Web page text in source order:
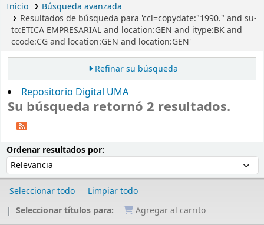
Inicio
Búsqueda avanzada
Resultados de búsqueda para 'ccl=copydate:"1990." and su-
to:ETICA EMPRESARIAL and location:GEN and itype:BK and
ccode:CG and location:GEN and location:GEN'
Refinar su búsqueda
Repositorio Digital UMA
Su búsqueda retornó 2 resultados.
Ordenar resultados por:
Seleccionar todo
Limpiar todo
Seleccionar títulos para:
Agregar al carrito